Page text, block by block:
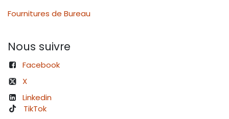
Fournitures de Bureau
Nous suivre
Facebook
X
Linkedin
TikTok